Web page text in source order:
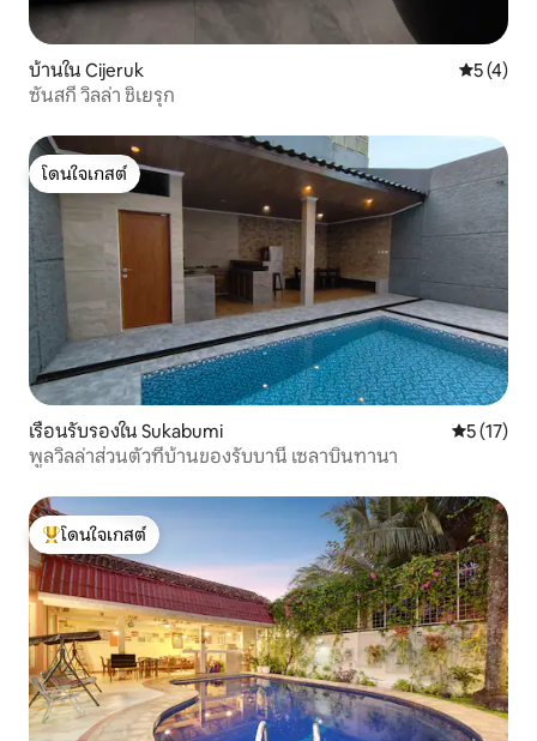
บ้านใน Cijeruk คะแนนเฉ
5 (4)
ซันสกี้ วิลล่า ชิเยรุก
โดนใจเกสต์
โดนใจเกสต์
เรือนรับรองใน Sukabumi คะแนนเฉลี่
5 (17)
พูลวิลล่าส่วนตัวที่บ้านของรับบานี เซลาบินทานา
โดนใจเกสต์ที่สุด
โดนใจเกสต์